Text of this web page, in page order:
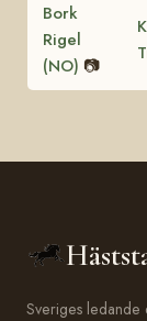
Bork
Rigel
(NO) 📷
Sveriges ledande